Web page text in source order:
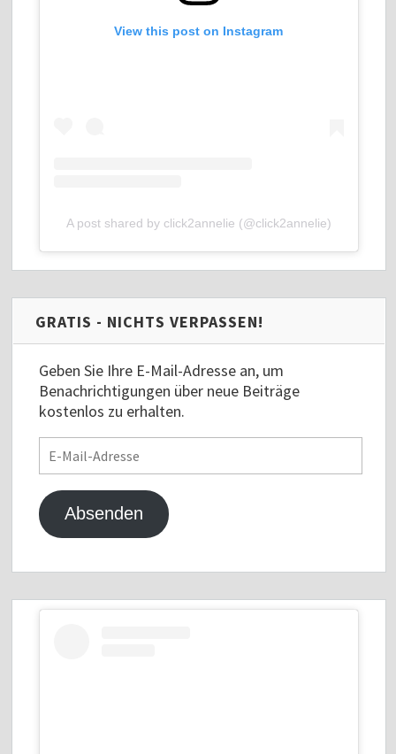
View this post on Instagram
A post shared by click2annelie (@click2annelie)
GRATIS - NICHTS VERPASSEN!
Geben Sie Ihre E-Mail-Adresse an, um
Benachrichtigungen über neue Beiträge
kostenlos zu erhalten.
Mail-
Adresse
Absenden